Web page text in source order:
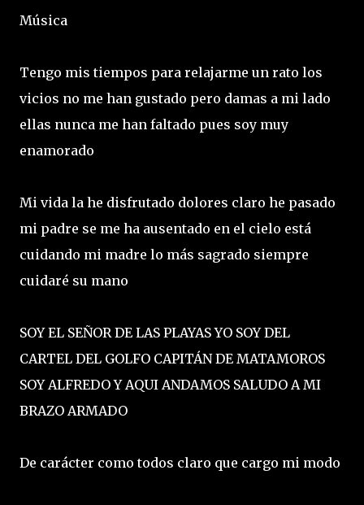
Música
Tengo mis tiempos para relajarme un rato los
vicios no me han gustado pero damas a mi lado
ellas nunca me han faltado pues soy muy
enamorado
Mi vida la he disfrutado dolores claro he pasado
mi padre se me ha ausentado en el cielo está
cuidando mi madre lo más sagrado siempre
cuidaré su mano
SOY EL SEÑOR DE LAS PLAYAS YO SOY DEL
CARTEL DEL GOLFO CAPITÁN DE MATAMOROS
SOY ALFREDO Y AQUI ANDAMOS SALUDO A MI
BRAZO ARMADO
De carácter como todos claro que cargo mi modo